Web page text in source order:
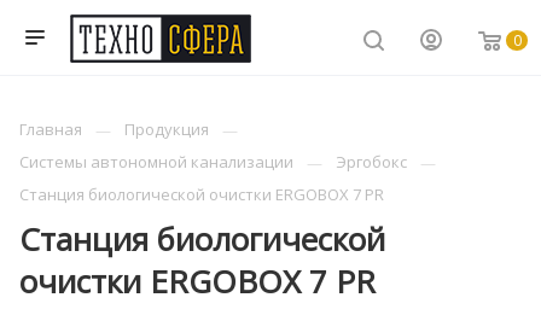
0
Главная
Продукция
Системы автономной канализации
Эргобокс
Станция биологической очистки ERGOBOX 7 PR
Станция биологической
очистки ERGOBOX 7 PR